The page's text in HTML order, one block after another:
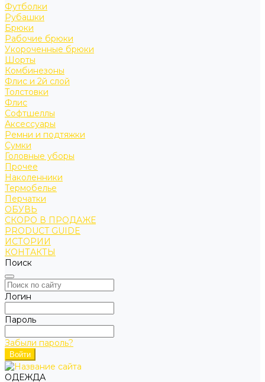
Футболки
Рубашки
Брюки
Рабочие брюки
Укороченные брюки
Шорты
Комбинезоны
Флис и 2й слой
Толстовки
Флис
Софтшеллы
Аксессуары
Ремни и подтяжки
Сумки
Головные уборы
Прочее
Наколенники
Термобелье
Перчатки
ОБУВЬ
СКОРО В ПРОДАЖЕ
PRODUCT GUIDE
ИСТОРИИ
КОНТАКТЫ
Поиск
Логин
Пароль
Забыли пароль?
ОДЕЖДА